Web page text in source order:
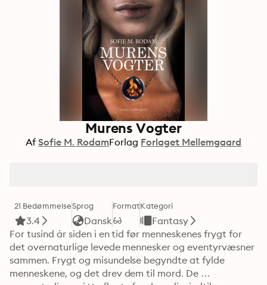
Murens Vogter
Af Sofie M. RodamForlag Forlaget Mellemgaard
21 Bedømmelse
3.4
Sprog
Dansk
FormatKategori
Fantasy
For tusind år siden i en tid før menneskenes frygt for
det overnaturlige levede mennesker og eventyrvæsner
sammen. Frygt og misundelse begyndte at fylde
menneskene, og det drev dem til mord. De